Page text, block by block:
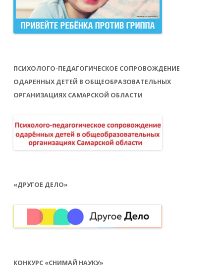
ПСИХОЛОГО-ПЕДАГОГИЧЕСКОЕ СОПРОВОЖДЕНИЕ
ОДАРЕННЫХ ДЕТЕЙ В ОБЩЕОБРАЗОВАТЕЛЬНЫХ
ОРГАНИЗАЦИЯХ САМАРСКОЙ ОБЛАСТИ
«ДРУГОЕ ДЕЛО»
КОНКУРС «СНИМАЙ НАУКУ»